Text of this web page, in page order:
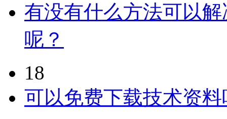
有没有什么方法可以
呢？
18
可以免费下载技术资料